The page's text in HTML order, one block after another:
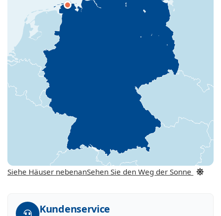
Siehe Häuser nebenanSehen Sie den Weg der Sonne
Kundenservice